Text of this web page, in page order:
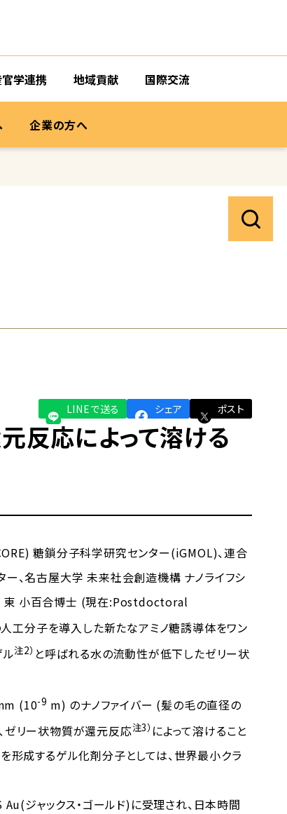
官学連携 地域貢献 国際交流
企業の方へ
反応によって溶ける
LINEで送る シェア ポスト
糖鎖分子科学研究センター(iGMOL)、連合
、名古屋大学 未来社会創造機構 ナノライフシ
東 小百合博士 (現在:Postdoctoral
工分子を導入した新たなアミノ糖誘導体をワン
ル注2） と呼ばれる水の流動性が低下したゼリー状
(10-9 m) のナノファイバー (髪の毛の直径の
ゼリー状物質が還元反応注3） によって溶けること
形成するゲル化剤分子としては、世界最小クラ
ジャックス・ゴールド)に受理され、日本時間